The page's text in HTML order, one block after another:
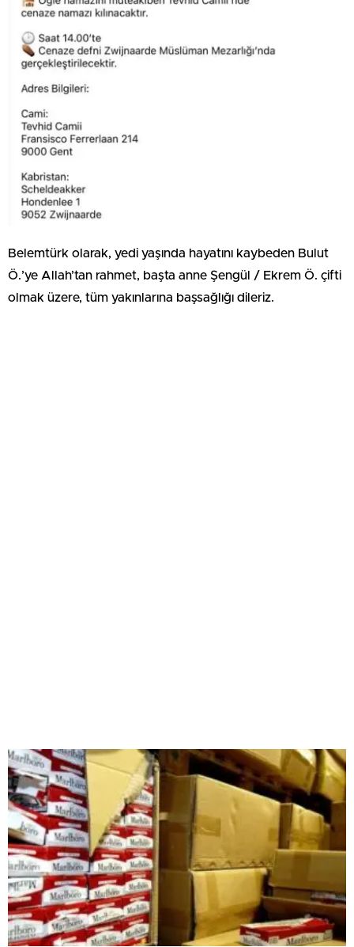
Belemtürk olarak, yedi yaşında hayatını kaybeden Bulut
Ö.’ye Allah’tan rahmet, başta anne Şengül / Ekrem Ö. çifti
olmak üzere, tüm yakınlarına başsağlığı dileriz.